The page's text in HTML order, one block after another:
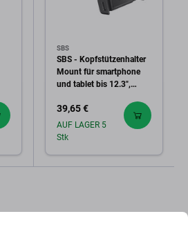
SBS
SBS - Kopfstützenhalter
Mount für smartphone
und tablet bis 12.3",
39,65 €
AUF LAGER 5
Stk